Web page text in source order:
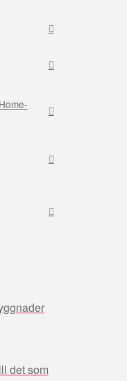
det som